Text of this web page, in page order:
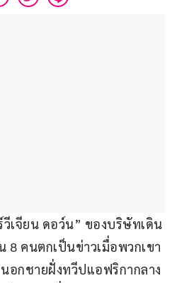
วีเจียน ดอว์น” ของบริษัทเดิน
8 คนตกเป็นข่าวเมื่อพวกเขา
อกชายฝั่งทวีปแอฟริกากลาง